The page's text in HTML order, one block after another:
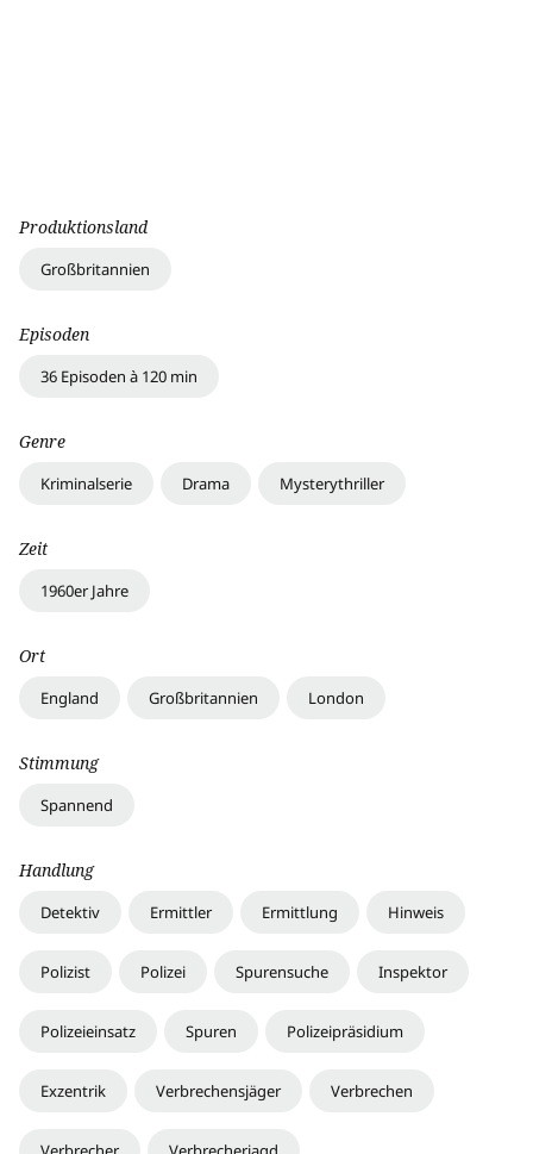
Produktionsland
Großbritannien
Episoden
36 Episoden à 120 min
Genre
Kriminalserie Drama Mysterythriller
Zeit
1960er Jahre
Ort
England Großbritannien London
Stimmung
Spannend
Handlung
Detektiv Ermittler Ermittlung Hinweis
Polizist Polizei Spurensuche Inspektor
Polizeieinsatz Spuren Polizeipräsidium
Exzentrik Verbrechensjäger Verbrechen